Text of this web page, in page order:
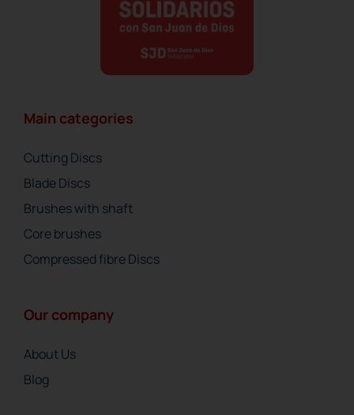
Main categories
Cutting Discs
Blade Discs
Brushes with shaft
Core brushes
Compressed fibre Discs
Our company
About Us
Blog